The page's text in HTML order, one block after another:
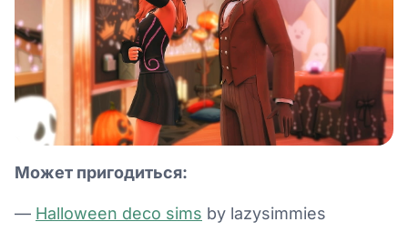
Может пригодиться:
— Halloween deco sims by lazysimmies